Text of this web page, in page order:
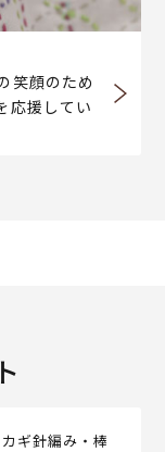
笑顔のため
応援してい
ギ針編み・棒